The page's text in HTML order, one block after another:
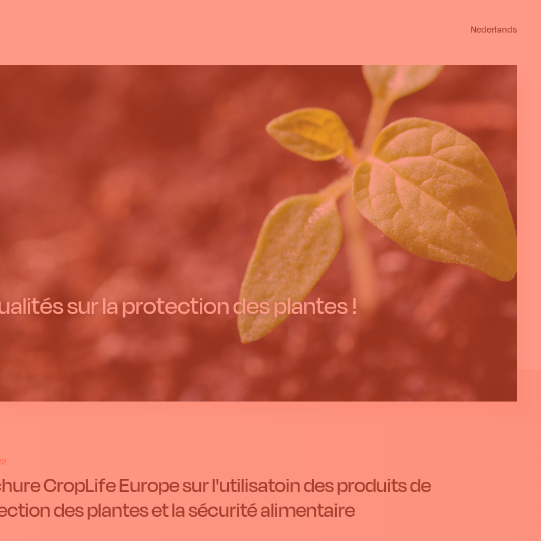
Nederlands
sur la protection des plantes !
CropLife Europe sur l'utilisatoin des produits de
des plantes et la sécurité alimentaire